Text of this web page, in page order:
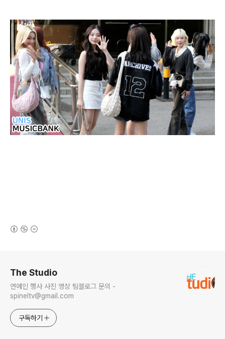
The Studio
연예인 행사 사진 영상 팀블로그 문의 -
spineltv@gmail.com
구독하기